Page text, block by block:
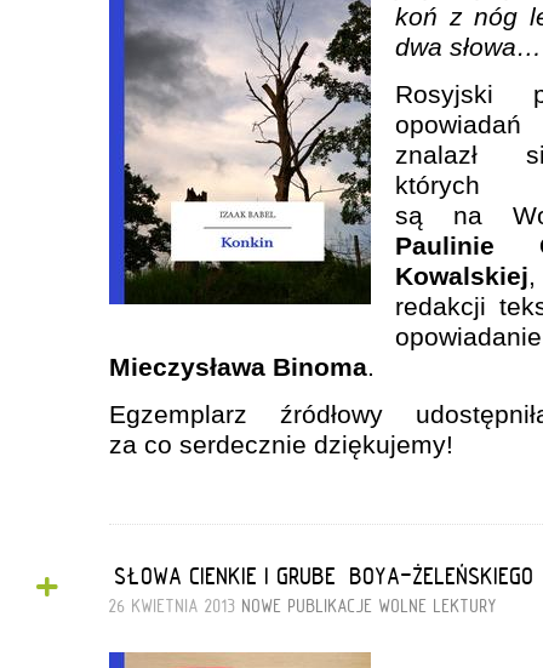
koń z nóg
dwa słowa…
Rosyjski
znalazł
których
są na
Paulinie
Kowalskiej
redakcji
Mieczysława Binoma.
Egzemplarz źródłowy
za co serdecznie dziękujemy!
+ „SŁOWA CIENKIE I GRUBE” BOYA-ŻELEŃSKIEGO
26 KWIETNIA 2013 NOWE PUBLIKACJE WOLNE LEKTURY